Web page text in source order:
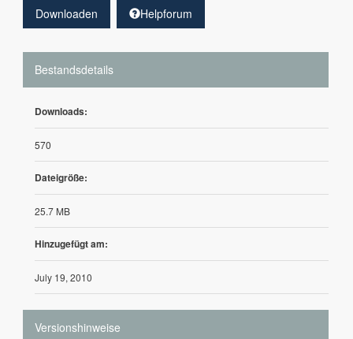
Downloaden Helpforum
Bestandsdetails
Downloads:
570
Dateigröße:
25.7 MB
Hinzugefügt am:
July 19, 2010
Versionshinweise